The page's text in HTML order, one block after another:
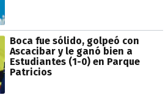
Boca fue sólido, golpeó con
Ascacibar y le ganó bien a
Estudiantes (1-0) en Parque
Patricios